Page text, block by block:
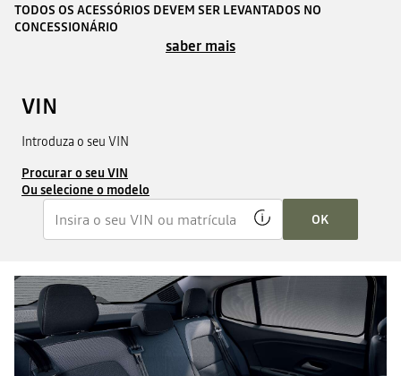
TODOS OS ACESSÓRIOS DEVEM SER LEVANTADOS NO
CONCESSIONÁRIO
saber mais
VIN
Introduza o seu VIN
Procurar o seu VIN
Ou selecione o modelo
OK